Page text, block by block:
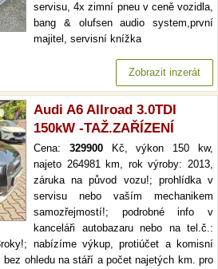
servisu, 4x zimní pneu v ceně vozidla,
bang & olufsen audio system,první
majitel, servisní knížka
Zobrazit inzerát
Audi A6 Allroad 3.0TDI
150kW -TAŽ.ZAŘÍZENÍ
Cena: 329900Kč, výkon 150 kw,
najeto 264981 km, rok výroby: 2013,
záruka na původ vozu!; prohlídka v
servisu nebo vaším mechanikem
samozřejmostí!; podrobné info v
kanceláři autobazaru nebo na tel.č.:
nabízíme výkup, protiúčet a komisní
ohledu na stáří a počet najetých km. pro